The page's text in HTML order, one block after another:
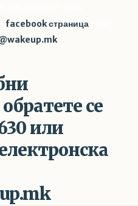
facebook страницаили
се
или